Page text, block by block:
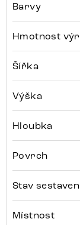
Barvy
Hmotnost
Šířka
Výška
Hloubka
Povrch
Stav
Místnost